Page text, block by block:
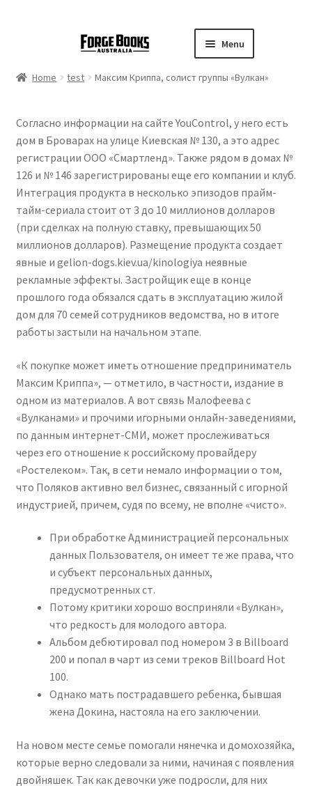
Menu
Home test Максим Криппа, солист группы «Вулкан»
Согласно информации на сайте YouControl, у него есть
дом в Броварах на улице Киевская № 130, а это адрес
регистрации ООО «Смартленд». Также рядом в домах №
126 и № 146 зарегистрированы еще его компании и клуб.
Интеграция продукта в несколько эпизодов прайм-
тайм-сериала стоит от 3 до 10 миллионов долларов
(при сделках на полную ставку, превышающих 50
миллионов долларов). Размещение продукта создает
явные и gelion-dogs.kiev.ua/kinologiya неявные
рекламные эффекты. Застройщик еще в конце
прошлого года обязался сдать в эксплуатацию жилой
дом для 70 семей сотрудников ведомства, но в итоге
работы застыли на начальном этапе.
«К покупке может иметь отношение предприниматель
Максим Криппа», — отметило, в частности, издание в
одном из материалов. А вот связь Малофеева с
«Вулканами» и прочими игорными онлайн-заведениями,
по данным интернет-СМИ, может прослеживаться
через его отношение к российскому провайдеру
«Ростелеком». Так, в сети немало информации о том,
что Поляков активно вел бизнес, связанный с игорной
индустрией, причем, судя по всему, не вполне «чисто».
При обработке Администрацией персональных
данных Пользователя, он имеет те же права, что
и субъект персональных данных,
предусмотренных ст.
Потому критики хорошо восприняли «Вулкан»,
что редкость для молодого автора.
Альбом дебютировал под номером 3 в Billboard
200 и попал в чарт из семи треков Billboard Hot
100.
Однако мать пострадавшего ребенка, бывшая
жена Докина, настояла на его заключении.
На новом месте семье помогали нянечка и домохозяйка,
которые верно следовали за ними, начиная с появления
двойняшек. Так как девочки уже подросли, для них